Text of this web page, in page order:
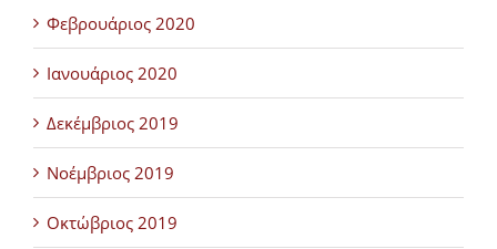
Φεβρουάριος 2020
Ιανουάριος 2020
Δεκέμβριος 2019
Νοέμβριος 2019
Οκτώβριος 2019